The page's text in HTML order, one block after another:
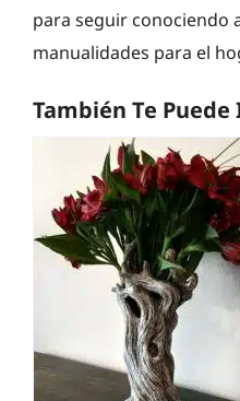
para seguir conociendo
manualidades para el
También Te